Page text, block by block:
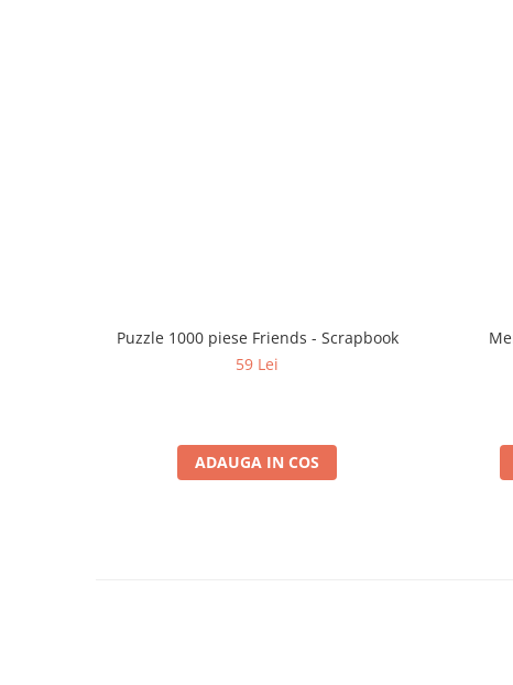
Puzzle 1000 piese Friends - Scrapbook
59 Lei
ADAUGA IN COS